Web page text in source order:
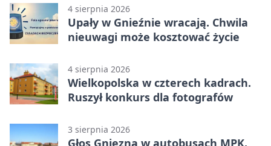
4 sierpnia 2026
Upały w Gnieźnie wracają. Chwila
nieuwagi może kosztować życie
4 sierpnia 2026
Wielkopolska w czterech kadrach.
Ruszył konkurs dla fotografów
3 sierpnia 2026
Głos Gniezna w autobusach MPK.